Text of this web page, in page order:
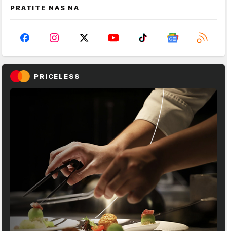
PRATITE NAS NA
PRICELESS